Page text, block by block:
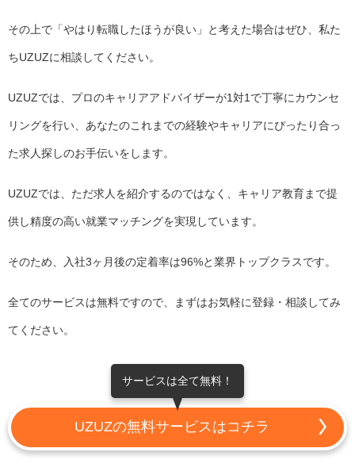
その上で「やはり転職したほうが良い」と考えた場合はぜひ、私た
ちUZUZに相談してください。
UZUZでは、プロのキャリアアドバイザーが1対1で丁寧にカウンセ
リングを行い、あなたのこれまでの経験やキャリアにぴったり合っ
た求人探しのお手伝いをします。
UZUZでは、ただ求人を紹介するのではなく、キャリア教育まで提
供し精度の高い就業マッチングを実現しています。
そのため、入社3ヶ月後の定着率は96%と業界トップクラスです。
全てのサービスは無料ですので、まずはお気軽に登録・相談してみ
てください。
サービスは全て無料！
UZUZの無料サービスはコチラ